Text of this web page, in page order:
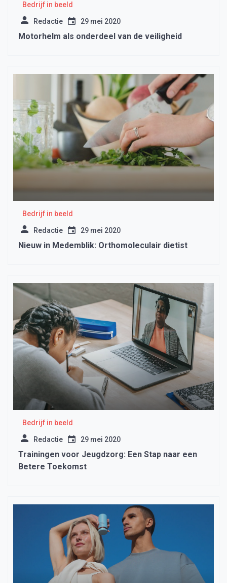
Bedrijf in beeld
Redactie 29 mei 2020
Motorhelm als onderdeel van de veiligheid
Bedrijf in beeld
Redactie 29 mei 2020
Nieuw in Medemblik: Orthomoleculair dietist
Bedrijf in beeld
Redactie 29 mei 2020
Trainingen voor Jeugdzorg: Een Stap naar een
Betere Toekomst